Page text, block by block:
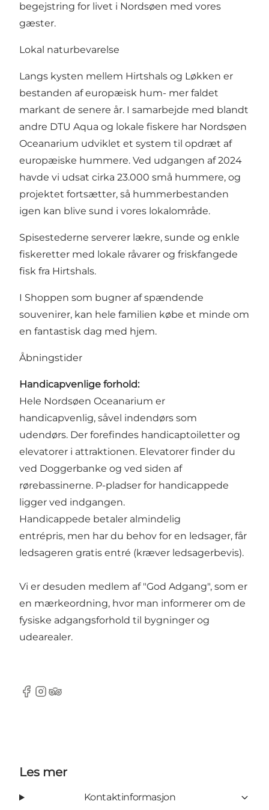
begejstring for livet i Nordsøen med vores
gæster.
Lokal naturbevarelse
Langs kysten mellem Hirtshals og Løkken er
bestanden af europæisk hum- mer faldet
markant de senere år. I samarbejde med blandt
andre DTU Aqua og lokale fiskere har Nordsøen
Oceanarium udviklet et system til opdræt af
europæiske hummere. Ved udgangen af 2024
havde vi udsat cirka 23.000 små hummere, og
projektet fortsætter, så hummerbestanden
igen kan blive sund i vores lokalområde.
Spisestederne serverer lækre, sunde og enkle
fiskeretter med lokale råvarer og friskfangede
fisk fra Hirtshals.
I Shoppen som bugner af spændende
souvenirer, kan hele familien købe et minde om
en fantastisk dag med hjem.
Åbningstider
Handicapvenlige forhold:
Hele Nordsøen Oceanarium er
handicapvenlig, såvel indendørs som
udendørs. Der forefindes handicaptoiletter og
elevatorer i attraktionen. Elevatorer finder du
ved Doggerbanke og ved siden af
rørebassinerne. P-pladser for handicappede
ligger ved indgangen.
Handicappede betaler almindelig
entrépris, men har du behov for en ledsager, får
ledsageren gratis entré (kræver ledsagerbevis).
Vi er desuden medlem af "God Adgang", som er
en mærkeordning, hvor man informerer om de
fysiske adgangsforhold til bygninger og
udearealer.
Facebook
Instagram
TripAdvisor
Les mer
Kontaktinformasjon